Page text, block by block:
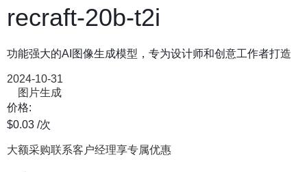
recraft-20b-t2i
功能强大的AI图像生成模型，专为设计师和创意工作者打造
2024-10-31
图片生成
价格:
$0.03 /次
大额采购联系客户经理享专属优惠